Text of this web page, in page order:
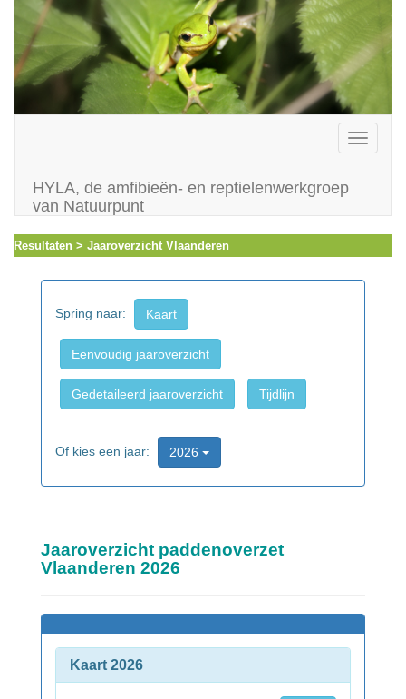
Toggle
HYLA, de amfibieën- en reptielenwerkgroep
van Natuurpunt
Resultaten > Jaaroverzicht Vlaanderen
Spring naar: Kaart
Eenvoudig jaaroverzicht
Gedetaileerd jaaroverzicht Tijdlijn
Of kies een jaar: 2026
Jaaroverzicht paddenoverzet
Vlaanderen 2026
Kaart 2026